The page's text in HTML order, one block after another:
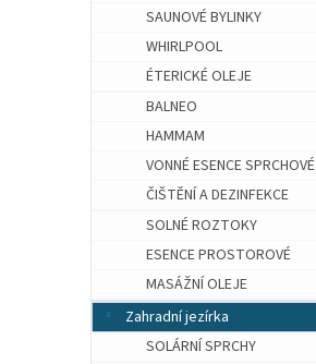
SAUNOVÉ BYLINKY
WHIRLPOOL
ÉTERICKÉ OLEJE
BALNEO
HAMMAM
VONNÉ ESENCE SPRCHOVÉ
ČIŠTĚNÍ A DEZINFEKCE
SOLNÉ ROZTOKY
ESENCE PROSTOROVÉ
MASÁŽNÍ OLEJE
Zahradní jezírka
SOLÁRNÍ SPRCHY